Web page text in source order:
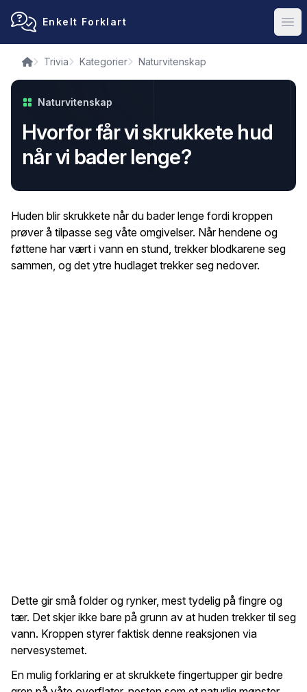
Enkelt Forklart
Trivia Kategorier Naturvitenskap
Naturvitenskap
Hvorfor får vi skrukkete hud
når vi bader lenge?
Huden blir skrukkete når du bader lenge fordi kroppen
prøver å tilpasse seg våte omgivelser. Når hendene og
føttene har vært i vann en stund, trekker blodkarene seg
sammen, og det ytre hudlaget trekker seg nedover.
Dette gir små folder og rynker, mest tydelig på fingre og
tær. Det skjer ikke bare på grunn av at huden trekker til seg
vann. Kroppen styrer faktisk denne reaksjonen via
nervesystemet.
En mulig forklaring er at skrukkete fingertupper gir bedre